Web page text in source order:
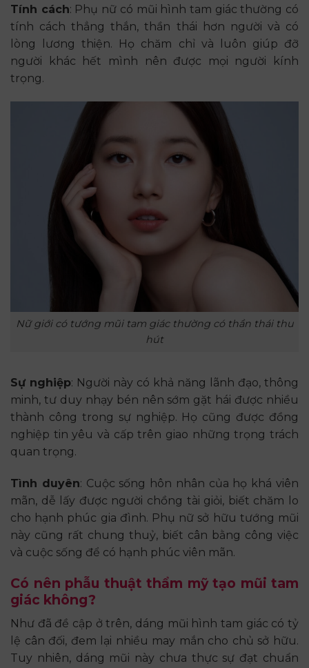
Tính cách: Phụ nữ có mũi hình tam giác thường có
tính cách thẳng thắn, thần thái hơn người và có
lòng lương thiện. Họ chăm chỉ và luôn giúp đỡ
người khác hết mình nên được mọi người kính
trọng.
Nữ giới có tướng mũi tam giác thường có thần thái thu
hút
Sự nghiệp: Người này có khả năng lãnh đạo, thông
minh, tư duy nhạy bén nên sớm gặt hái được nhiều
thành công trong sự nghiệp. Họ cũng được đồng
nghiệp tin yêu và cấp trên giao những trọng trách
quan trọng.
Tình duyên: Cuộc sống hôn nhân của họ khá viên
mãn, dễ lấy được người chồng tài giỏi, biết chăm lo
cho hạnh phúc gia đình. Phụ nữ sở hữu tướng mũi
này cũng rất chung thuỷ, biết cân bằng công việc
và cuộc sống để có hạnh phúc viên mãn.
Có nên phẫu thuật thẩm mỹ tạo mũi tam
giác không?
Như đã đề cập ở trên, dáng mũi hình tam giác có tỷ
lệ cân đối, đem lại nhiều may mắn cho chủ sở hữu.
Tuy nhiên, dáng mũi này chưa thực sự đạt chuẩn